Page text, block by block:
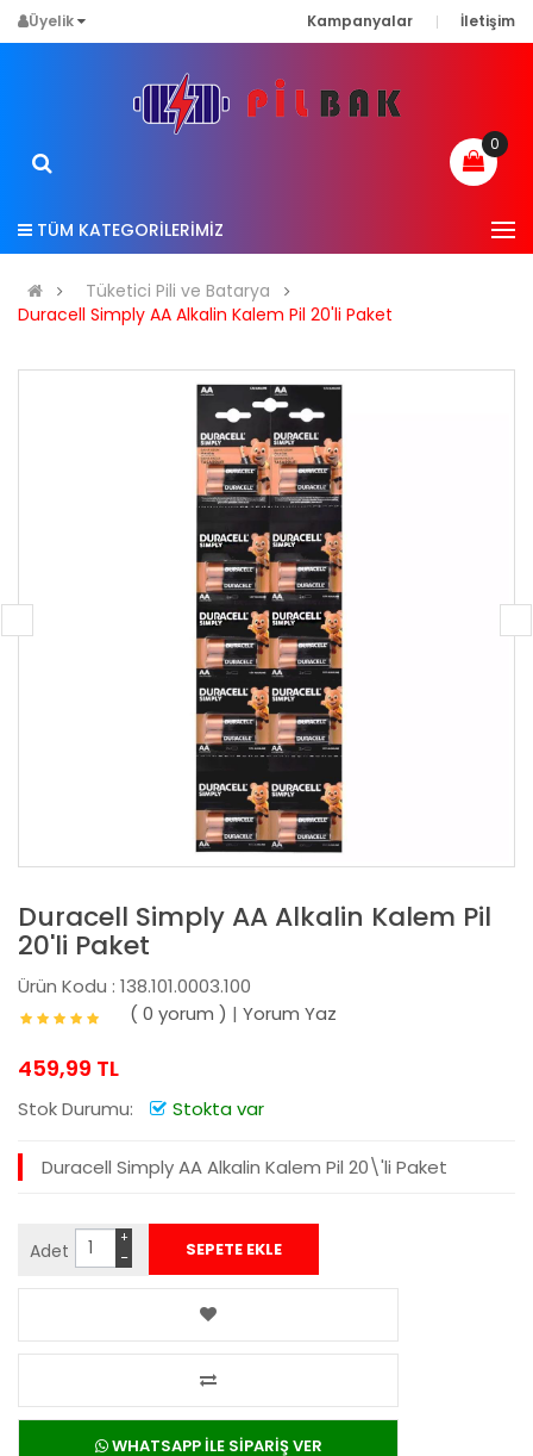
Üyelik Kampanyalar İletişim
0
TÜM KATEGORİLERİMİZ
Tüketici Pili ve Batarya
Duracell Simply AA Alkalin Kalem Pil 20'li Paket
Duracell Simply AA Alkalin Kalem Pil
20'li Paket
Ürün Kodu : 138.101.0003.100
( 0 yorum ) | Yorum Yaz
459,99 TL
Stok Durumu: Stokta var
Duracell Simply AA Alkalin Kalem Pil 20\'li Paket
Adet −
+
WHATSAPP İLE SİPARİŞ VER